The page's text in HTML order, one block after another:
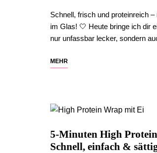
Schnell, frisch und proteinreich
im Glas! 🤍 Heute bringe ich dir
nur unfassbar lecker, sondern
MEHR
5-Minuten High
Schnell, einfach &